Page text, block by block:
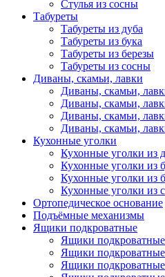
Стулья из сосны
Табуреты
Табуреты из дуба
Табуреты из бука
Табуреты из березы
Табуреты из сосны
Диваны, скамьи, лавки
Диваны, скамьи,
Диваны, скамьи,
Диваны, скамьи,
Диваны, скамьи,
Кухонные уголки
Кухонные уголки из
Кухонные уголки из
Кухонные уголки из
Кухонные уголки из
Ортопедическое основание
Подъёмные механизмы
Ящики подкроватные
Ящики подкроватные
Ящики подкроватные
Ящики подкроватные